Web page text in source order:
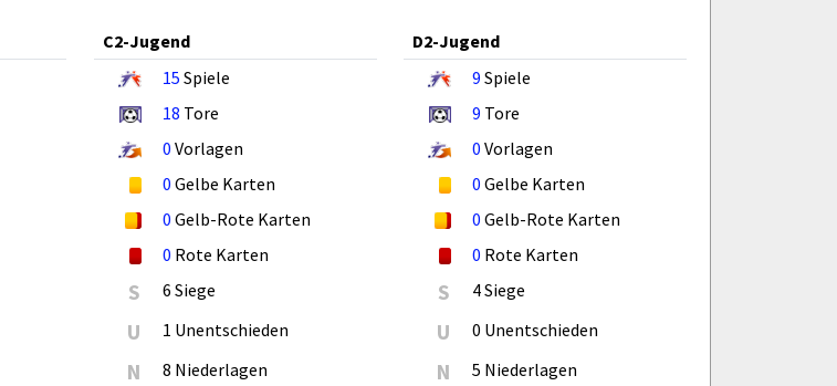
C2-Jugend
15 Spiele
18 Tore
0 Vorlagen
0 Gelbe Karten
0 Gelb-Rote Karten
0 Rote Karten
S 6 Siege
U 1 Unentschieden
N 8 Niederlagen
D2-Jugend
9 Spiele
9 Tore
0 Vorlagen
0 Gelbe Karten
0 Gelb-Rote Karten
0 Rote Karten
S 4 Siege
U 0 Unentschieden
N 5 Niederlagen